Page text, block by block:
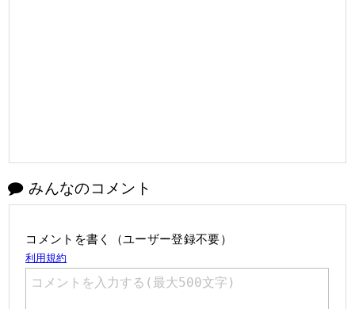
みんなのコメント
コメントを書く（ユーザー登録不要）